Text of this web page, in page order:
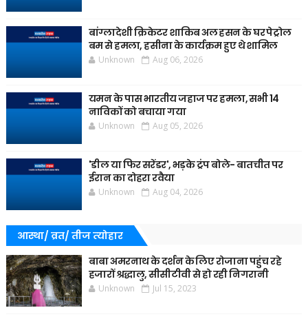
बांग्लादेशी क्रिकेटर शाकिब अल हसन के घर पेट्रोल
बम से हमला, हसीना के कार्यक्रम हुए थे शामिल
Unknown Aug 06, 2026
यमन के पास भारतीय जहाज पर हमला, सभी 14
नाविकों को बचाया गया
Unknown Aug 05, 2026
'डील या फिर सरेंडर', भड़के ट्रंप बोले- बातचीत पर
ईरान का दोहरा रवैया
Unknown Aug 04, 2026
आस्था/ व्रत/ तीज त्‍योहार
बाबा अमरनाथ के दर्शन के लिए रोजाना पहुंच रहे
हजारों श्रद्धालु, सीसीटीवी से हो रही निगरानी
Unknown Jul 15, 2023